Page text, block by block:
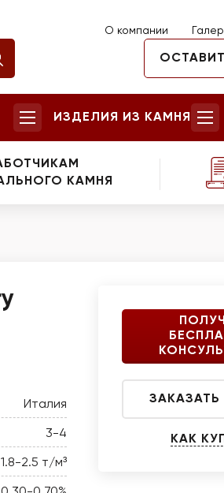
О компании
ИЗДЕЛИЯ ИЗ КАМНЯ
КАМНЯ
Италия
3-4
1.8-2.5 т/м³
ЗАКАЗАТЬ
КАК